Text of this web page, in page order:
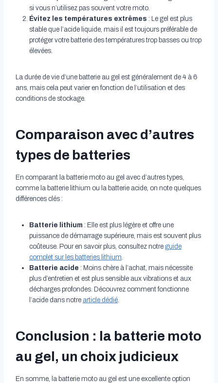
si vous n’utilisez pas souvent votre moto.
Évitez les températures extrêmes : Le gel est plus
stable que l’acide liquide, mais il est toujours préférable de
protéger votre batterie des températures trop basses ou trop
élevées.
La durée de vie d’une batterie au gel est généralement de 4 à 6
ans, mais cela peut varier en fonction de l’utilisation et des
conditions de stockage.
Comparaison avec d’autres
types de batteries
En comparant la batterie moto au gel avec d’autres types,
comme la batterie lithium ou la batterie acide, on note quelques
différences clés :
Batterie lithium : Elle est plus légère et offre une
puissance de démarrage supérieure, mais est souvent plus
coûteuse. Pour en savoir plus, consultez notre guide
complet sur les batteries lithium.
Batterie acide : Moins chère à l’achat, mais nécessite
plus d’entretien et est plus sensible aux vibrations et aux
décharges profondes. Découvrez comment fonctionne
l’acide dans notre article dédié.
Conclusion : la batterie moto
au gel, un choix judicieux
En somme, la batterie moto au gel est une excellente option